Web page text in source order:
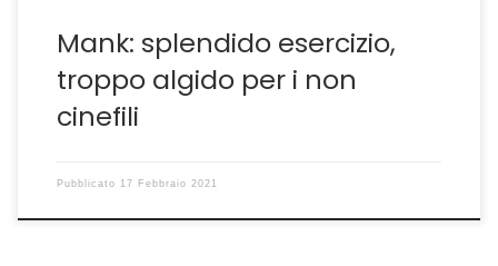
Mank: splendido esercizio,
troppo algido per i non
cinefili
Pubblicato 17 Febbraio 2021